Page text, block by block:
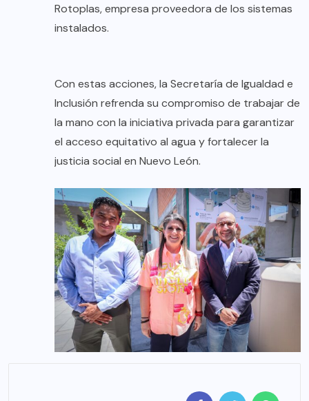
Rotoplas, empresa proveedora de los sistemas
instalados.
Con estas acciones, la Secretaría de Igualdad e
Inclusión refrenda su compromiso de trabajar de
la mano con la iniciativa privada para garantizar
el acceso equitativo al agua y fortalecer la
justicia social en Nuevo León.